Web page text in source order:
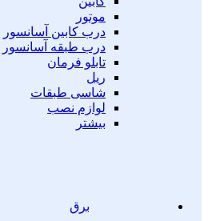
موتور
درب کابین آسانسور
درب طبقه آسانسور
تابلو فرمان
ریل
شاسی طبقات
لوازم نصب
بیشتر
برق